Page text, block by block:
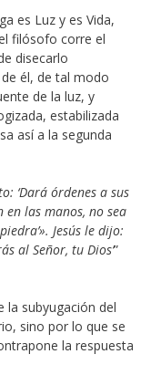
es Luz y es Vida,
filósofo corre el
disecarlo
él, de tal modo
de la luz, y
estabilizada
así a la segunda
‘Dará órdenes a sus
en las manos, no sea
Jesús le dijo:
al Señor, tu Dios’”
la subyugación del
sino por lo que se
la respuesta